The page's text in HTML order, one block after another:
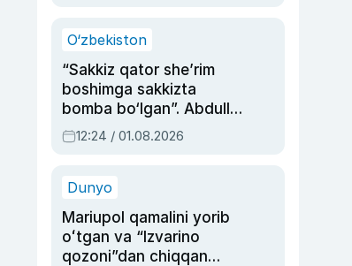
O‘zbekiston
“Sakkiz qator she’rim
boshimga sakkizta
bomba bo‘lgan”. Abdulla
Oripovni siyosiy
ayblovlardan asrab
12:24 / 01.08.2026
Dunyo
Mariupol qamalini yorib
oʻtgan va “Izvarino
qozoni”dan chiqqan